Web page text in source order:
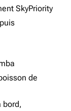
SkyPriority
de
bord,